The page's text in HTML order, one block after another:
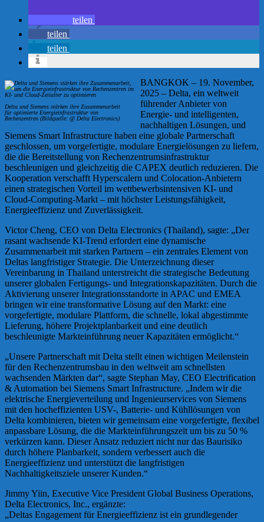
teilen
teilen
teilen
Delta und Siemens stärken ihre Zusammenarbeit
für optimierte Energieinfrastruktur von
Rechenzentren (Bildquelle: @ Delta Electronics)
BANGKOK – 19. November,
2025 – Delta, ein weltweit
führender Anbieter von
Energie- und intelligenten,
nachhaltigen Lösungen, und
Siemens Smart Infrastructure haben eine globale Partnerschaft
geschlossen, um vorgefertigte, modulare Energielösungen zu liefern,
die die Bereitstellung von Rechenzentrumsinfrastruktur
beschleunigen und gleichzeitig die CAPEX deutlich reduzieren. Die
Kooperation verschafft Hyperscalern und Colocation-Anbietern
einen strategischen Vorteil im wettbewerbsintensiven KI- und
Cloud-Computing-Markt – mit höchster Leistungsfähigkeit,
Energieeffizienz und Zuverlässigkeit.
Victor Cheng, CEO von Delta Electronics (Thailand), sagte: „Der
rasant wachsende KI-Trend erfordert eine dynamische
Zusammenarbeit mit starken Partnern – ein zentrales Element von
Deltas langfristiger Strategie. Die Unterzeichnung dieser
Vereinbarung in Thailand unterstreicht die strategische Bedeutung
unserer globalen Fertigungs- und Integrationskapazitäten. Durch die
Aktivierung unserer Integrationsstandorte in APAC und EMEA
bringen wir eine transformative Lösung auf den Markt: eine
vorgefertigte, modulare Plattform, die schnelle, lokal abgestimmte
Lieferung, höhere Projektplanbarkeit und eine deutlich
beschleunigte Markteinführung neuer Kapazitäten ermöglicht.“
„Unsere Partnerschaft mit Delta stellt einen wichtigen Meilenstein
für den Rechenzentrumsbau in den weltweit am schnellsten
wachsenden Märkten dar“, sagte Stephan May, CEO Electrification
& Automation bei Siemens Smart Infrastructure. „Indem wir die
elektrische Energieverteilung und Ingenieurservices von Siemens
mit den hocheffizienten USV-, Batterie- und Kühllösungen von
Delta kombinieren, bieten wir gemeinsam eine vorgefertigte, flexibel
anpassbare Lösung, die die Markteinführungszeit um bis zu 50 %
verkürzen kann. Dieser Ansatz reduziert nicht nur das Baurisiko
durch höhere Planbarkeit, sondern verbessert auch die
Energieeffizienz und unterstützt die langfristigen
Nachhaltigkeitsziele unserer Kunden.“
Jimmy Yiin, Executive Vice President Global Business Operations,
Delta Electronics, Inc., ergänzte:
„Deltas Engagement für Energieeffizienz ist ein grundlegender